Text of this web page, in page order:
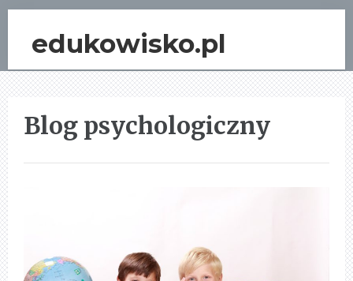
edukowisko.pl
Blog psychologiczny